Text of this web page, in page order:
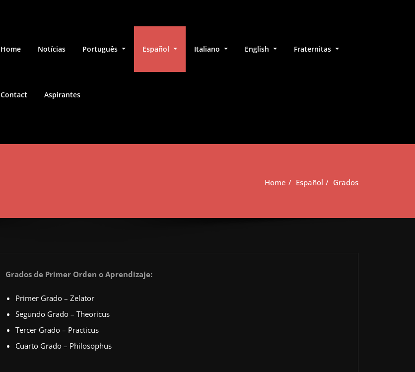
Home Notícias Português Español Italiano English Fraternitas
Contact Aspirantes
Home Español Grados
Grados de Primer Orden o Aprendizaje:
Primer Grado – Zelator
Segundo Grado – Theoricus
Tercer Grado – Practicus
Cuarto Grado – Philosophus